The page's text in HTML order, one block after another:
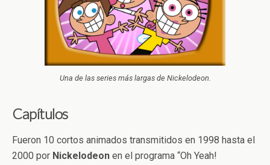
Una de las series más largas de Nickelodeon.
Capítulos
Fueron 10 cortos animados transmitidos en 1998 hasta el
2000 por Nickelodeon en el programa “Oh Yeah!